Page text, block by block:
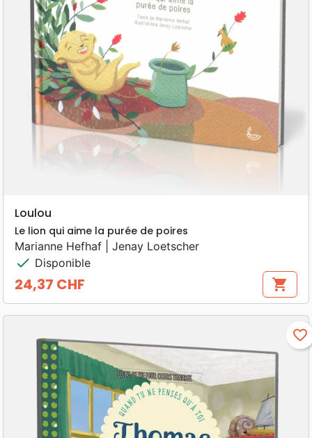
Loulou
Le lion qui aime la purée de poires
Marianne Hefhaf | Jenay Loetscher
check Disponible
Prix
24,37 CHF shopping_cart
favorite_border